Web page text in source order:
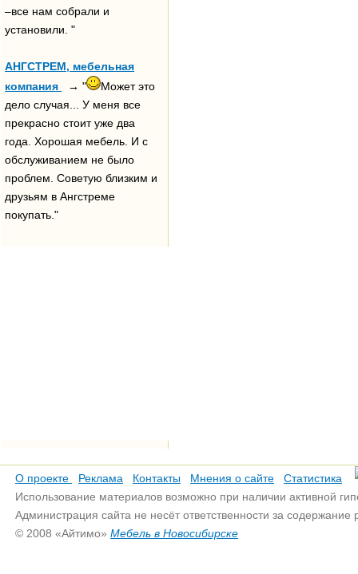
–все нам собрали и
установили. "
АНГСТРЕМ, мебельная
компания
→ "
Может это
дело случая... У меня все
прекрасно стоит уже два
года. Хорошая мебель. И с
обслуживанием не было
проблем. Советую близким и
друзьям в Ангстреме
покупать."
О проекте Реклама Контакты Мнения о сайте
Статистика
Использование материалов возможно при наличии активной
Администрация сайта не несёт ответственности за
© 2008 «Айтимо» Мебель в Новосибирске